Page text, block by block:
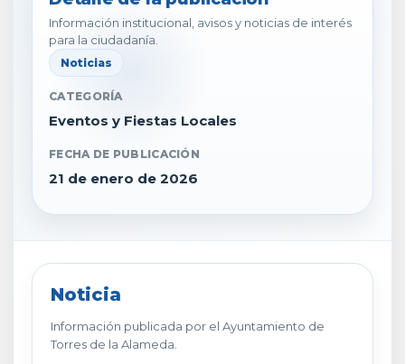
Información institucional, avisos y noticias de interés
para la ciudadanía.
Noticias
CATEGORÍA
Eventos y Fiestas Locales
FECHA DE PUBLICACIÓN
21 de enero de 2026
Noticia
Información publicada por el Ayuntamiento de
Torres de la Alameda.